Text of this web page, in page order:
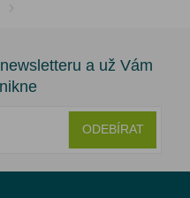
a už Vám
ODEBÍRAT